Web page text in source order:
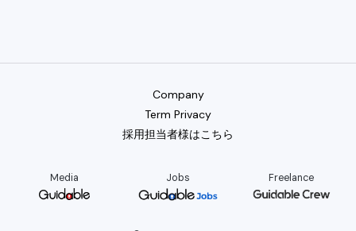
Company
Term Privacy
採用担当者様はこちら
Media Jobs Freelance